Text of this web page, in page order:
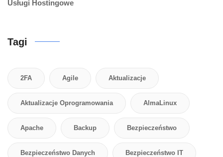
Usługi Hostingowe
Tagi
2FA Agile Aktualizacje
Aktualizacje Oprogramowania AlmaLinux
Apache Backup Bezpieczeństwo
Bezpieczeństwo Danych Bezpieczeństwo IT